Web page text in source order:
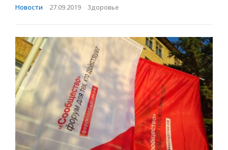
Новости · 27.09.2019 · Здоровье